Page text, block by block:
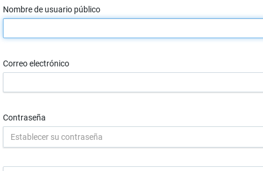
Nombre de usuario público
Correo electrónico
Contraseña